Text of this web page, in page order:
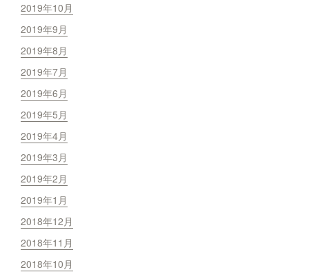
2019年10月
2019年9月
2019年8月
2019年7月
2019年6月
2019年5月
2019年4月
2019年3月
2019年2月
2019年1月
2018年12月
2018年11月
2018年10月